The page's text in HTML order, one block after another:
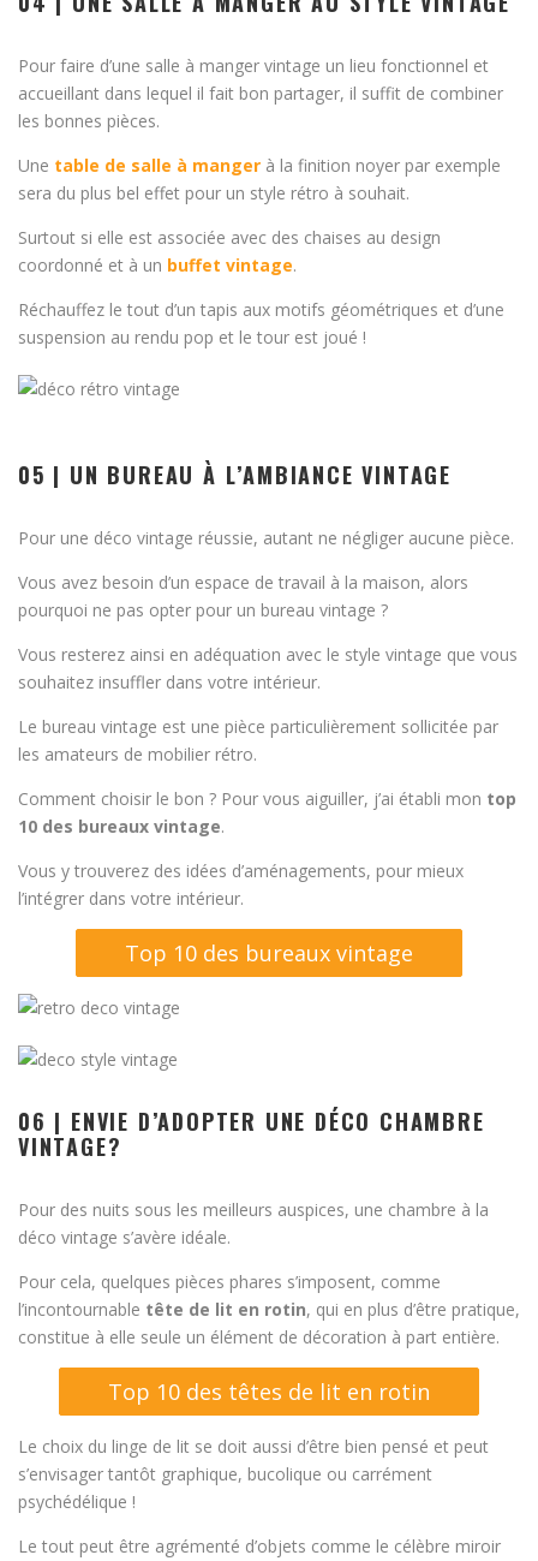
Pour faire d’une salle à manger vintage un lieu fonctionnel et
accueillant dans lequel il fait bon partager, il suffit de combiner
les bonnes pièces.
Une table de salle à manger à la finition noyer par exemple
sera du plus bel effet pour un style rétro à souhait.
Surtout si elle est associée avec des chaises au design
coordonné et à un buffet vintage.
Réchauffez le tout d’un tapis aux motifs géométriques et d’une
suspension au rendu pop et le tour est joué !
05 | UN BUREAU À L’AMBIANCE VINTAGE
Pour une déco vintage réussie, autant ne négliger aucune pièce.
Vous avez besoin d’un espace de travail à la maison, alors
pourquoi ne pas opter pour un bureau vintage ?
Vous resterez ainsi en adéquation avec le style vintage que vous
souhaitez insuffler dans votre intérieur.
Le bureau vintage est une pièce particulièrement sollicitée par
les amateurs de mobilier rétro.
Comment choisir le bon ? Pour vous aiguiller, j’ai établi mon top
10 des bureaux vintage.
Vous y trouverez des idées d’aménagements, pour mieux
l’intégrer dans votre intérieur.
Top 10 des bureaux vintage
06 | ENVIE D’ADOPTER UNE DÉCO CHAMBRE
VINTAGE?
Pour des nuits sous les meilleurs auspices, une chambre à la
déco vintage s’avère idéale.
Pour cela, quelques pièces phares s’imposent, comme
l’incontournable tête de lit en rotin, qui en plus d’être pratique,
constitue à elle seule un élément de décoration à part entière.
Top 10 des têtes de lit en rotin
Le choix du linge de lit se doit aussi d’être bien pensé et peut
s’envisager tantôt graphique, bucolique ou carrément
psychédélique !
Le tout peut être agrémenté d’objets comme le célèbre miroir